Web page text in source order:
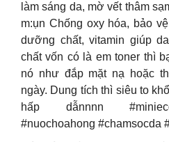
làm sáng da, mờ vết thâm
m:ụn Chống oxy hóa, bảo
dưỡng chất, vitamin giúp
chất vốn có là em toner thì
nó như đắp mặt nạ hoặc
ngày. Dung tích thì siêu to
hấp dẫnnnn
#nuochoahong #chamsocda